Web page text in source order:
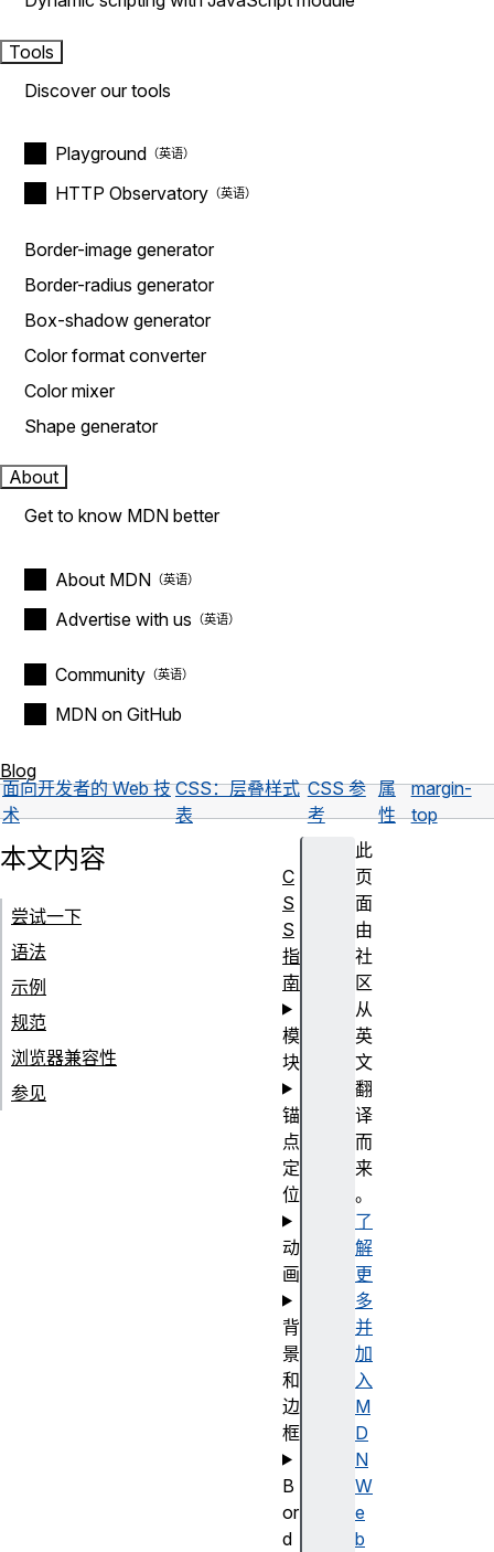
Tools
Discover our tools
Playground
HTTP Observatory
Border-image generator
Border-radius generator
Box-shadow generator
Color format converter
Color mixer
Shape generator
About
Get to know MDN better
About MDN
Advertise with us
Community
MDN on GitHub
Blog
面向开发者的 Web 技
术
CSS：层叠样式
表
CSS 参
考
属
性
margin-
top
此
页
面
由
社
区
从
英
文
翻
译
而
来
。
了
解
更
多
并
加
入
M
D
N
W
e
b
本文内容
尝试一下
语法
示例
规范
浏览器兼容性
参见
C
S
S
指
南
模
块
锚
点
定
位
动
画
背
景
和
边
框
B
or
d